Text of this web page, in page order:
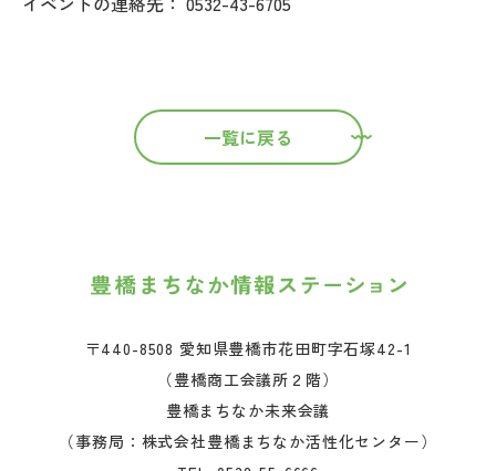
一覧に戻る
〒440-8508 愛知県豊橋市花田町字石塚42-1
（豊橋商工会議所２階）
豊橋まちなか未来会議
（事務局：株式会社豊橋まちなか活性化センター）